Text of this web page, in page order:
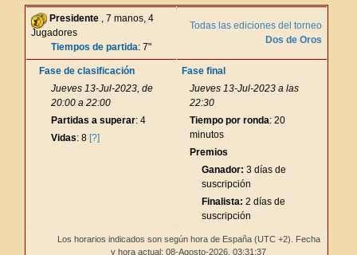
Presidente , 7 manos, 4
Jugadores
Tiempos de partida: 7"
Todas las ediciones del torneo
Dos de Oros
Fase de clasificación
Jueves 13-Jul-2023, de
20:00 a 22:00
Partidas a superar: 4
Vidas: 8 [?]
Fase final
Jueves 13-Jul-2023 a las
22:30
Tiempo por ronda: 20
minutos
Premios
Ganador: 3 días de
suscripción
Finalista: 2 días de
suscripción
Los horarios indicados son según hora de España (UTC +2). Fecha
y hora actual: 08-Agosto-2026, 03:31:37